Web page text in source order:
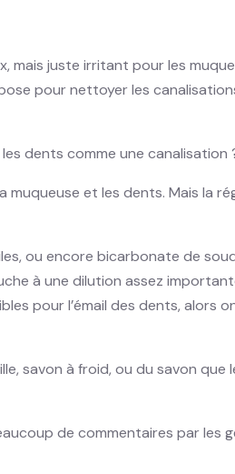
mais juste irritant pour les
pour nettoyer les
dents comme une canalisation
et les dents. Mais la
ou encore bicarbonate de
à une dilution assez
pour l’émail des dents, alors
savon à froid, ou du savon que
de commentaires par les